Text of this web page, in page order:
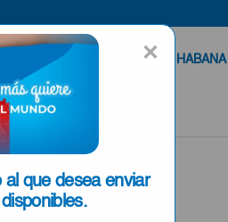
×
al que desea enviar
ENVIAR A LA HABANA